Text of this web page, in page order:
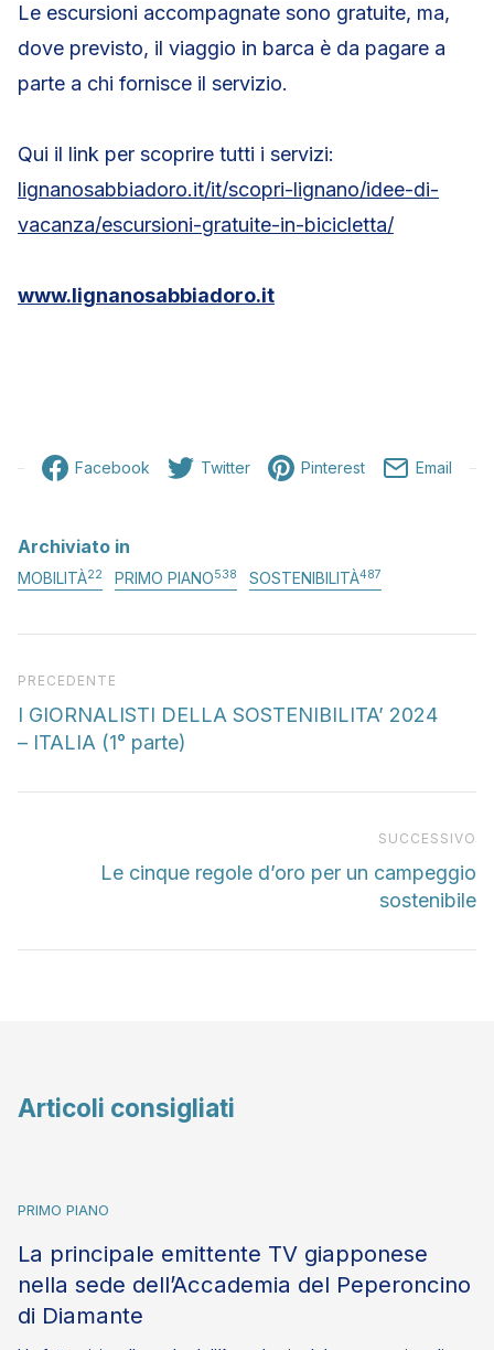
Le escursioni accompagnate sono gratuite, ma,
dove previsto, il viaggio in barca è da pagare a
parte a chi fornisce il servizio.
Qui il link per scoprire tutti i servizi:
lignanosabbiadoro.it/it/scopri-lignano/idee-di-
vacanza/escursioni-gratuite-in-bicicletta/
www.lignanosabbiadoro.it
Facebook Twitter Pinterest Email
Archiviato in
MOBILITÀ22 PRIMO PIANO538 SOSTENIBILITÀ487
Articolo precedente
PRECEDENTE
I GIORNALISTI DELLA SOSTENIBILITA’ 2024
– ITALIA (1° parte)
SUCCESSIVO
Le cinque regole d’oro per un campeggio
sostenibile
Articoli consigliati
PRIMO PIANO
La principale emittente TV giapponese
nella sede dell’Accademia del Peperoncino
di Diamante